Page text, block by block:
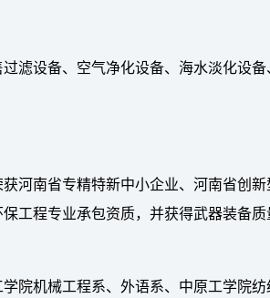
滤设备、空气净化设备、海水淡化设
河南省专精特新中小企业、河南省创
程专业承包资质，并获得武器装备质
院机械工程系、外语系、中原工学院